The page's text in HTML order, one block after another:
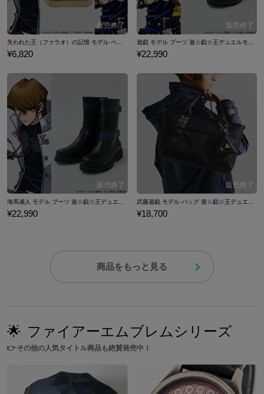
失われた王（ファラオ）の記憶 モデル ペーパーウェイト 遊☆戯☆王デュエルモンスターズ
¥6,820
遊戯 モデル ブーツ 遊☆戯☆王デュエルモンスターズ
¥22,990
¥22,990 ¥18,700
商品をもっと見る
🌟 ファイアーエムブレムシリーズ
👉その他の人気タイトル商品も絶賛発売中！